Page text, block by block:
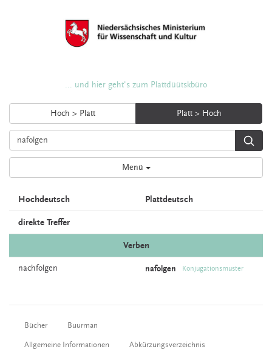
... und hier geht's zum Plattdüütskbüro
Hoch > Platt Platt > Hoch
Menü
Hochdeutsch Plattdeutsch
direkte Treffer
Verben
nachfolgen nafolgen Konjugationsmuster
Bücher Buurman
Allgemeine Informationen
Abkürzungsverzeichnis